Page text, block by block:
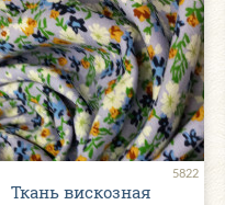
5822
Ткань вискозная